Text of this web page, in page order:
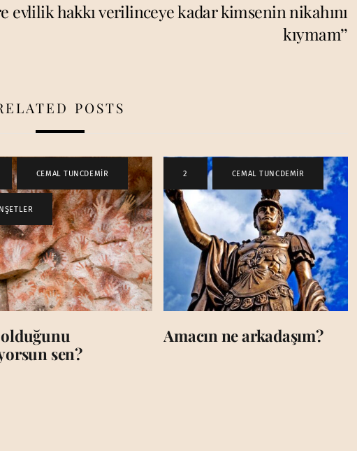
evlilik hakkı verilinceye kadar kimsenin nikahını
kıymam’’
POSTS
, CEMAL TUNCDEMİR ,
sen?
2 , CEMAL TUNCDEMİR
Amacın ne arkadaşım?